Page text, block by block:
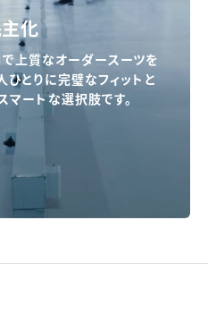
化
上質なオーダースーツを
ひとりに完璧なフィットと
マートな選択肢です。